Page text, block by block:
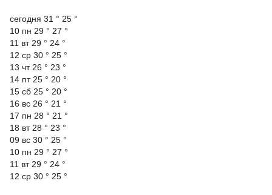
cегодня 31 ° 25 °
10 пн 29 ° 27 °
11 вт 29 ° 24 °
12 ср 30 ° 25 °
13 чт 26 ° 23 °
14 пт 25 ° 20 °
15 сб 25 ° 20 °
16 вс 26 ° 21 °
17 пн 28 ° 21 °
18 вт 28 ° 23 °
09 вс 30 ° 25 °
10 пн 29 ° 27 °
11 вт 29 ° 24 °
12 ср 30 ° 25 °